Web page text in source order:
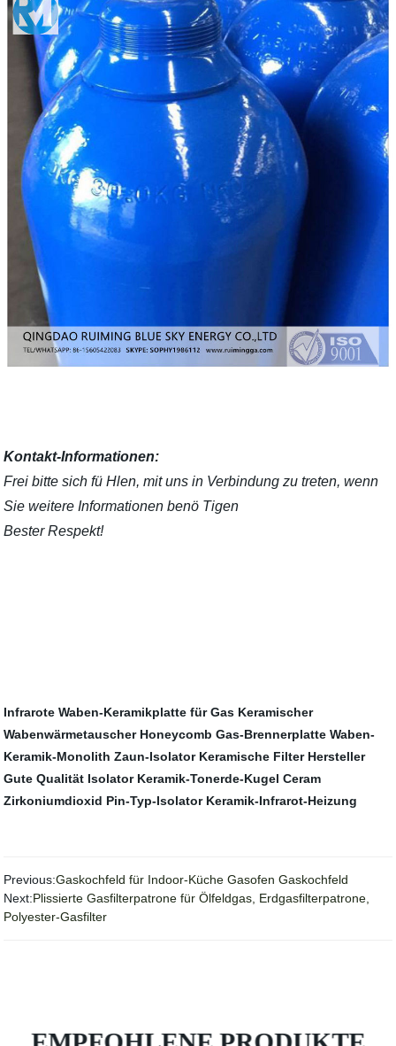
Kontakt-Informationen:
Frei bitte sich fü Hlen, mit uns in Verbindung zu treten, wenn
Sie weitere Informationen benö Tigen
Bester Respekt!
Infrarote Waben-Keramikplatte für Gas Keramischer
Wabenwärmetauscher Honeycomb Gas-Brennerplatte Waben-
Keramik-Monolith Zaun-Isolator Keramische Filter Hersteller
Gute Qualität Isolator Keramik-Tonerde-Kugel Ceram
Zirkoniumdioxid Pin-Typ-Isolator Keramik-Infrarot-Heizung
Previous:Gaskochfeld für Indoor-Küche Gasofen Gaskochfeld
Next:Plissierte Gasfilterpatrone für Ölfeldgas, Erdgasfilterpatrone,
Polyester-Gasfilter